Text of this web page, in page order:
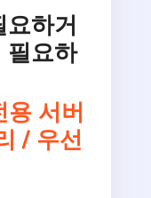
하거
필요하
서버
/ 우선